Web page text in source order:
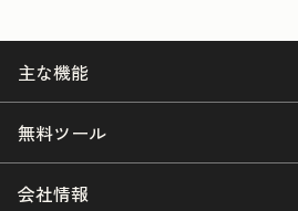
主な機能
無料ツール
会社情報